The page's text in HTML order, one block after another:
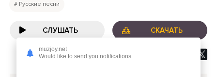
Русские песни
СЛУШАТЬ СКАЧАТЬ
muzjoy.net
Would like to send you notifications